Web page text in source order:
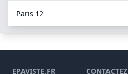
Paris 12
Paris 14
EPAVISTE.FR CONTACTEZ